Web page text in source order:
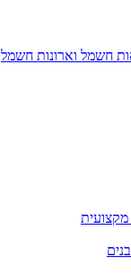
חשמל וארונות חשמל
מקצועית